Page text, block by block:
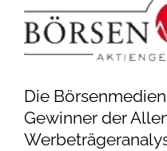
Die
Gewinner der